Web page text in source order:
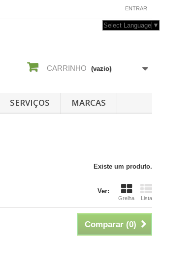
ENTRAR
Select Language ▼
CARRINHO (vazio)
SERVIÇOS MARCAS
Existe um produto.
Ver:
Grelha Lista
Comparar (0)